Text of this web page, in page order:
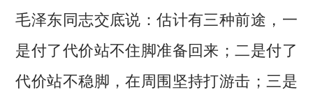
毛泽东同志交底说：估计有三种前途，一
是付了代价站不住脚准备回来；二是付了
代价站不稳脚，在周围坚持打游击；三是